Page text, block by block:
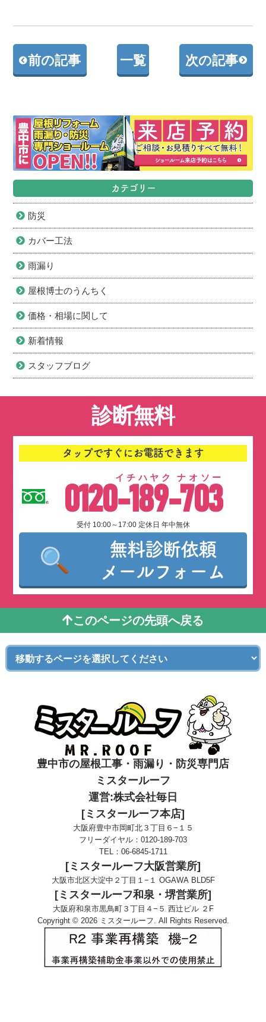
前の記事 一覧 次の記事
カテゴリー
防災
カバー工法
雨漏り
屋根博士のうんちく
価格・相場に関して
新着情報
スタッフブログ
診断無料
タップですぐにお電話できます
0120-189-703
イチハヤク ナオソー
受付 10:00～17:00 定休日 年中無休
無料診断依頼
メールフォーム
このページの先頭へ戻る
豊中市の屋根工事・雨漏り・防災専門店
ミスタールーフ
運営:株式会社毎日
[ミスタールーフ本店]
大阪府豊中市岡町北３丁目６−１５
フリーダイヤル： 0120-189-703
TEL： 06-6845-1711
[ミスタールーフ大阪営業所]
大阪市北区大淀中２丁目１−１ OGAWA BLD5F
[ミスタールーフ和泉・堺営業所]
大阪府和泉市黒鳥町３丁目４−５ 西辻ビル ２F
Copyright © 2026 ミスタールーフ. All Rights Reserved.